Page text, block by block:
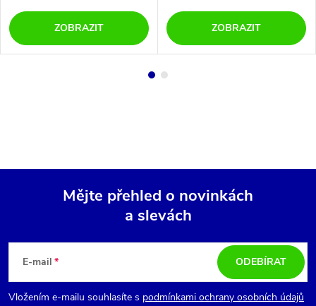
ZOBRAZIT ZOBRAZIT
Mějte přehled o novinkách
a slevách
E-mail
Vložením e-mailu souhlasíte s podmínkami ochrany osobních údajů
ODEBÍRAT